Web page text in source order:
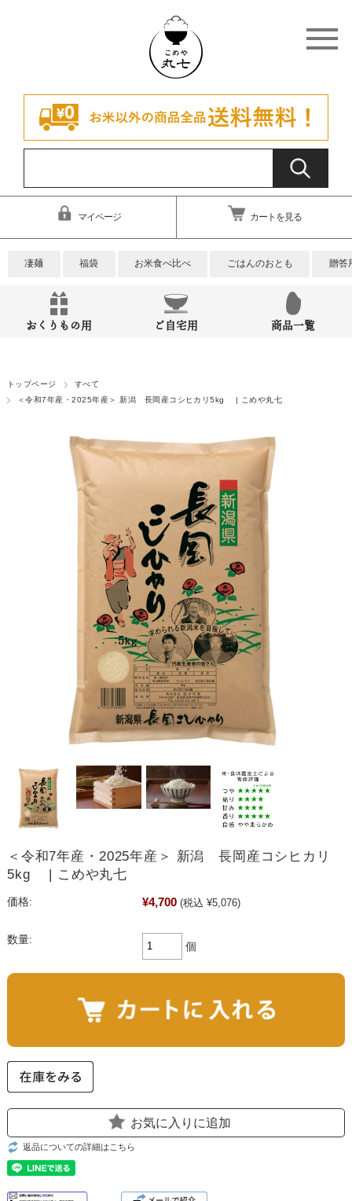
マイページ カートを見る
凄麺 福袋 お米食べ比べ ごはんのおとも 贈答
おくりもの用 ご自宅用 商品一覧
トップページ
すべて
＜令和7年産・2025年産＞ 新潟 長岡産コシヒカリ5kg | こめや丸七
＜令和7年産・2025年産＞ 新潟 長岡産コシヒカリ
5kg | こめや丸七
価格: ¥4,700 (税込 ¥5,076)
数量:
個
お気に入りに追加
返品についての詳細はこちら